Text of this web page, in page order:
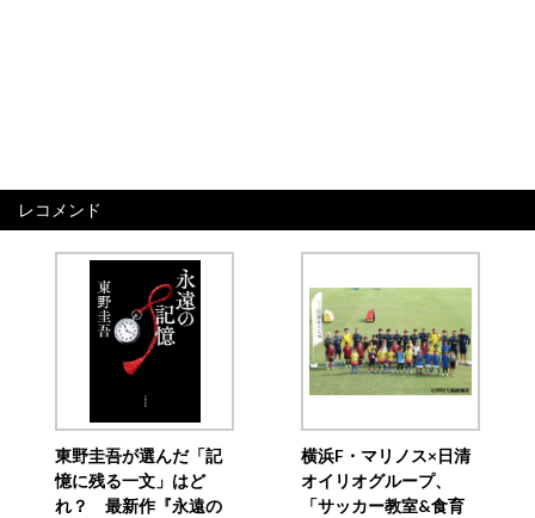
レコメンド
東野圭吾が選んだ「記
憶に残る一文」はど
れ？ 最新作『永遠の
横浜F・マリノス×日清
オイリオグループ、
「サッカー教室&食育